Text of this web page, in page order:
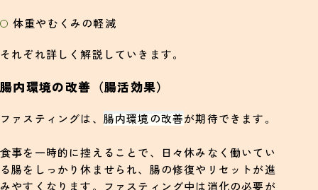
体重やむくみの軽減
それぞれ詳しく解説していきます。
腸内環境の改善（腸活効果）
ファスティングは、 腸内環境の改善が期待できます。
食事を一時的に控えることで、日々休みなく働いてい
る腸をしっかり休ませられ、腸の修復やリセットが進
みやすくなります。ファスティング中は消化の必要が